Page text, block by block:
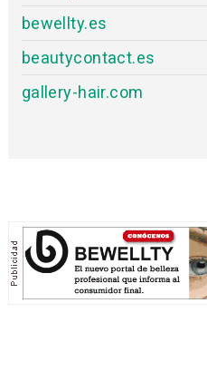
bewellty.es
beautycontact.es
gallery-hair.com